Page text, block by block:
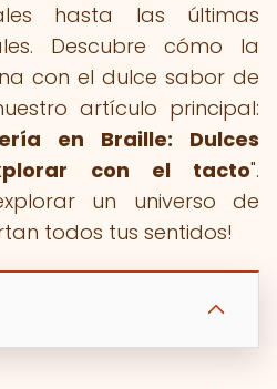
hasta las últimas
Descubre cómo la
con el dulce sabor de
artículo principal:
en Braille: Dulces
con el tacto".
un universo de
todos tus sentidos!